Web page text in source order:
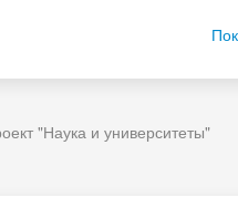
"Наука и университеты"